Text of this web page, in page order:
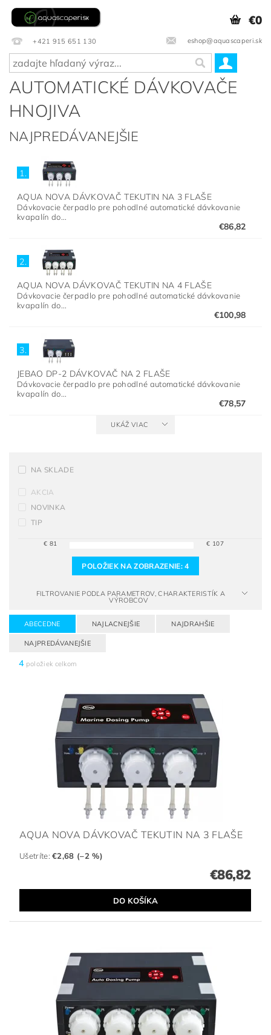
+421 915 651 130 eshop@aquascaperi.sk
€0
AUTOMATICKÉ DÁVKOVAČE
HNOJIVA
NAJPREDÁVANEJŠIE
1.
AQUA NOVA DÁVKOVAČ TEKUTIN NA 3 FLAŠE
Dávkovacie čerpadlo pre pohodlné automatické dávkovanie
kvapalín do...
€86,82
2.
AQUA NOVA DÁVKOVAČ TEKUTIN NA 4 FLAŠE
Dávkovacie čerpadlo pre pohodlné automatické dávkovanie
kvapalín do...
€100,98
3.
JEBAO DP-2 DÁVKOVAČ NA 2 FLAŠE
Dávkovacie čerpadlo pre pohodlné automatické dávkovanie
kvapalín do...
€78,57
UKÁŽ VIAC
NA SKLADE
AKCIA
NOVINKA
TIP
€ 81 € 107
POLOŽIEK NA ZOBRAZENIE:4
FILTROVANIE PODĽA PARAMETROV, CHARAKTERISTÍK A
VÝROBCOV
ABECEDNE NAJLACNEJŠIE NAJDRAHŠIE
NAJPREDÁVANEJŠIE
4 položiek celkom
AQUA NOVA DÁVKOVAČ TEKUTIN NA 3 FLAŠE
Ušetríte:€2,68 (–2 %)
€86,82